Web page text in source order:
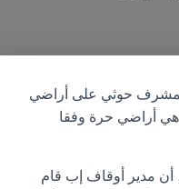
مشرف حوثي على أراضي
هي أراضي حرة وفقا
أن مدير أوقاف إب قام